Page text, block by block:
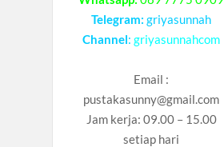
Telegram:griyasunnah
Channel:griyasunnahcom
Email :
pustakasunny@gmail.com
Jam kerja: 09.00 – 15.00
setiap hari